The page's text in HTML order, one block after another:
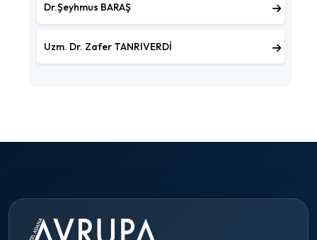
Dr.Şeyhmus BARAŞ
Uzm. Dr. Zafer TANRIVERDİ